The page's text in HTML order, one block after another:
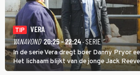
TIP
VERA
VANAVOND 20:25 - 22:24· SERIE
In de serie Vera dregt boer Danny Pryor
Het lichaam blijkt van de jonge Jack
homoseksuele woonwagenbewoner had